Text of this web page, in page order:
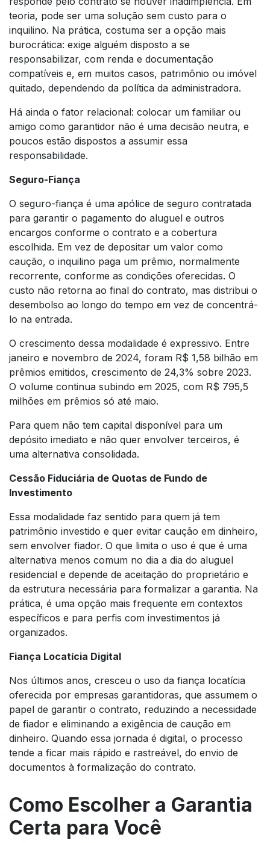
teoria, pode ser uma solução sem custo para o
inquilino. Na prática, costuma ser a opção mais
burocrática: exige alguém disposto a se
responsabilizar, com renda e documentação
compatíveis e, em muitos casos, patrimônio ou imóvel
quitado, dependendo da política da administradora.
Há ainda o fator relacional: colocar um familiar ou
amigo como garantidor não é uma decisão neutra, e
poucos estão dispostos a assumir essa
responsabilidade.
Seguro-Fiança
O seguro-fiança é uma apólice de seguro contratada
para garantir o pagamento do aluguel e outros
encargos conforme o contrato e a cobertura
escolhida. Em vez de depositar um valor como
caução, o inquilino paga um prêmio, normalmente
recorrente, conforme as condições oferecidas. O
custo não retorna ao final do contrato, mas distribui o
desembolso ao longo do tempo em vez de concentrá-
lo na entrada.
O crescimento dessa modalidade é expressivo. Entre
janeiro e novembro de 2024, foram R$ 1,58 bilhão em
prêmios emitidos, crescimento de 24,3% sobre 2023.
O volume continua subindo em 2025, com R$ 795,5
milhões em prêmios só até maio.
Para quem não tem capital disponível para um
depósito imediato e não quer envolver terceiros, é
uma alternativa consolidada.
Cessão Fiduciária de Quotas de Fundo de
Investimento
Essa modalidade faz sentido para quem já tem
patrimônio investido e quer evitar caução em dinheiro,
sem envolver fiador. O que limita o uso é que é uma
alternativa menos comum no dia a dia do aluguel
residencial e depende de aceitação do proprietário e
da estrutura necessária para formalizar a garantia. Na
prática, é uma opção mais frequente em contextos
específicos e para perfis com investimentos já
organizados.
Fiança Locatícia Digital
Nos últimos anos, cresceu o uso da fiança locatícia
oferecida por empresas garantidoras, que assumem o
papel de garantir o contrato, reduzindo a necessidade
de fiador e eliminando a exigência de caução em
dinheiro. Quando essa jornada é digital, o processo
tende a ficar mais rápido e rastreável, do envio de
documentos à formalização do contrato.
Como Escolher a Garantia
Certa para Você